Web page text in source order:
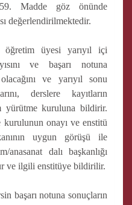
Madde göz önünde
değerlendirilmektedir.
üyesi yarıyıl içi
ve başarı notuna
ve yarıyıl sonu
derslere kayıtların
yürütme kuruluna bildirir.
onayı ve enstitü
uygun görüşü ile
dalı başkanlığı
ve ilgili enstitüye bildirilir.
başarı notuna sonuçların